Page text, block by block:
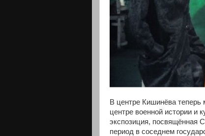
В центре Кишинёва
центре военной истории и
экспозиция, посвящённая
период в соседнем